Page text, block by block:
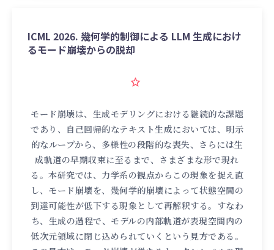
ICML 2026. 幾何学的制御による LLM 生成におけ
るモード崩壊からの脱却
モード崩壊は、生成モデリングにおける継続的な課題
であり、自己回帰的なテキスト生成においては、明示
的なループから、多様性の段階的な喪失、さらには生
成軌道の早期収束に至るまで、さまざまな形で現れ
る。本研究では、力学系の観点からこの現象を捉え直
し、モード崩壊を、幾何学的崩壊によって状態空間の
到達可能性が低下する現象として再解釈する。すなわ
ち、生成の過程で、モデルの内部軌道が表現空間内の
低次元領域に閉じ込められていくという見方である。